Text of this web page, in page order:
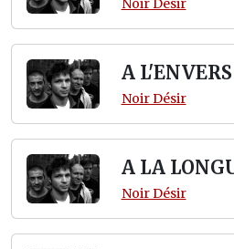
Noir Désir
A
Noir Désir
A LA
Noir Désir